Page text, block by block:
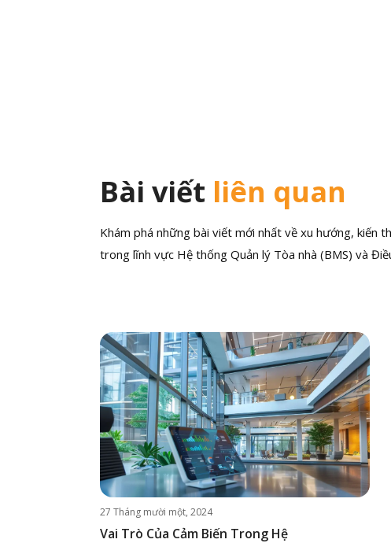
Bài viết liên quan
Khám phá những bài viết mới nhất về xu hướng, kiến
trong lĩnh vực Hệ thống Quản lý Tòa nhà (BMS) và
27 Tháng mười một, 2024
Vai Trò Của Cảm Biến Trong Hệ